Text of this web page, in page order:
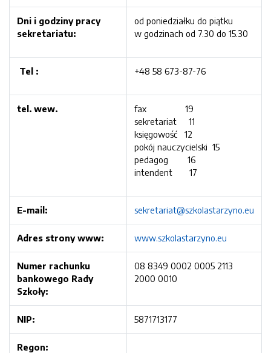
Dni i godziny pracy
sekretariatu:
od poniedziałku do piątku
w godzinach od 7.30 do 15.30
Tel : +48 58 673-87-76
tel. wew.
fax 19
sekretariat 11
księgowość 12
pokój nauczycielski 15
pedagog 16
intendent 17
E-mail: sekretariat@szkolastarzyno.eu
Adres strony www: www.szkolastarzyno.eu
Numer rachunku
bankowego Rady
Szkoły:
08 8349 0002 0005 2113
2000 0010
NIP: 5871713177
Regon: